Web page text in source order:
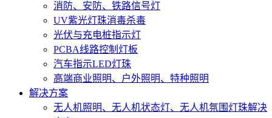
消防、安防、铁路信号灯
UV紫光灯珠消毒杀毒
光伏与充电桩指示灯
PCBA线路控制灯板
汽车指示LED灯珠
高端商业照明、户外照明、特种照明
解决方案
无人机照明、无人机状态灯、无人机氛围灯珠解决